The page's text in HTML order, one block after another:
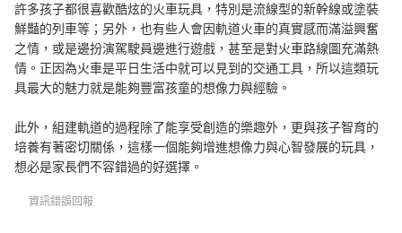
許多孩子都很喜歡酷炫的火車玩具，特別是流線型的新幹線或塗裝
鮮豔的列車等；另外，也有些人會因軌道火車的真實感而滿溢興奮
之情，或是邊扮演駕駛員邊進行遊戲，甚至是對火車路線圖充滿熱
情。正因為火車是平日生活中就可以見到的交通工具，所以這類玩
具最大的魅力就是能夠豐富孩童的想像力與經驗。
此外，組建軌道的過程除了能享受創造的樂趣外，更與孩子智育的
培養有著密切關係，這樣一個能夠增進想像力與心智發展的玩具，
想必是家長們不容錯過的好選擇。
資訊錯誤回報